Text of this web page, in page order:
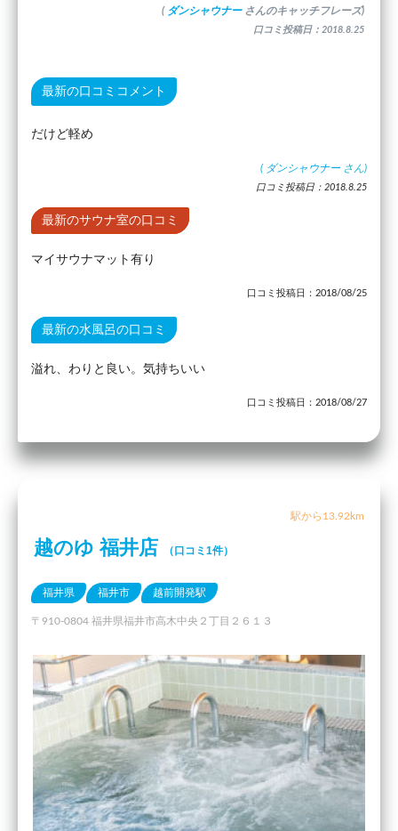
( ダンシャウナー さんのキャッチフレーズ)
口コミ投稿日：2018.8.25
最新の口コミコメント
だけど軽め
( ダンシャウナー さん)
口コミ投稿日：2018.8.25
最新のサウナ室の口コミ
マイサウナマット有り
口コミ投稿日：2018/08/25
最新の水風呂の口コミ
溢れ、わりと良い。気持ちいい
口コミ投稿日：2018/08/27
駅から13.92km
越のゆ 福井店 （口コミ1件）
福井県 福井市 越前開発駅
〒910-0804 福井県福井市高木中央２丁目２６１３